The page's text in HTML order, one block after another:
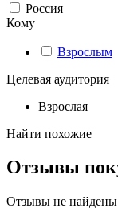
Россия
Кому
Взрослым
Целевая аудитория
Взрослая
Найти похожие
Отзывы
Отзывы не найдены